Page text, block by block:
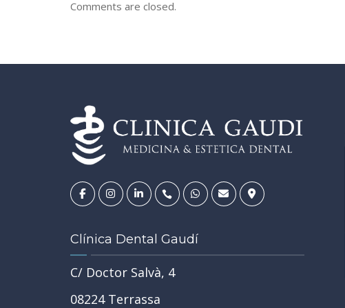
Comments are closed.
Clínica Dental Gaudí
C/ Doctor Salvà, 4
08224 Terrassa